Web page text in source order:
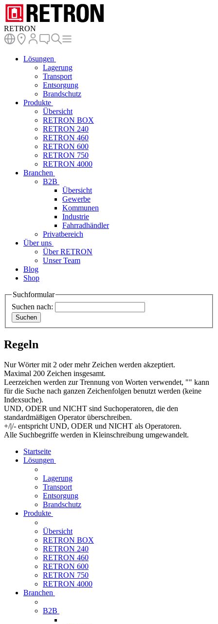
RETRON
Lösungen
Lagerung
Transport
Entsorgung
Brandschutz
Produkte
Übersicht
RETRON BOX
RETRON 240
RETRON 460
RETRON 600
RETRON 750
RETRON 4000
Branchen
B2B
Übersicht
Gewerbe
Kommunen
Industrie
Fahrradhändler
Privatbereich
Über uns
Über RETRON
Unser Team
Blog
Shop
Suchformular
Suchen nach:
Regeln
Nur Wörter mit 2 oder mehr Zeichen werden akzeptiert.
Maximal 200 Zeichen insgesamt.
Leerzeichen werden zur Trennung von Worten verwendet, "" kann
für die Suche nach ganzen Zeichenfolgen benutzt werden (keine
Indexsuche).
UND, ODER und NICHT sind Suchoperatoren, die den
standardmäßigen Operator überschreiben.
+/|/- entspricht UND, ODER und NICHT als Operatoren.
Alle Suchbegriffe werden in Kleinschreibung umgewandelt.
Startseite
Lösungen
Lagerung
Transport
Entsorgung
Brandschutz
Produkte
Übersicht
RETRON BOX
RETRON 240
RETRON 460
RETRON 600
RETRON 750
RETRON 4000
Branchen
B2B